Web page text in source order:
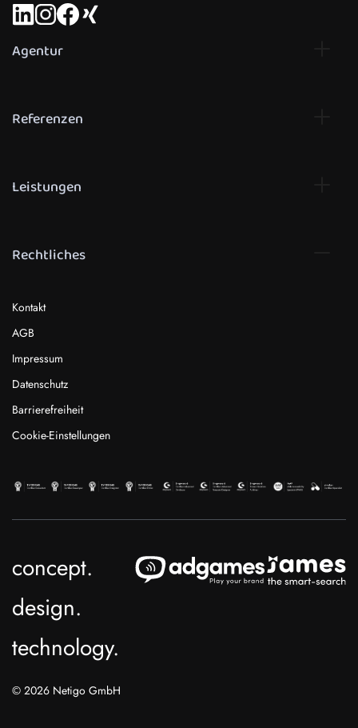
Agentur
Referenzen
Leistungen
Rechtliches
Kontakt
AGB
Impressum
Datenschutz
Barrierefreiheit
Cookie-Einstellungen
concept.
design.
technology.
© 2026 Netigo GmbH